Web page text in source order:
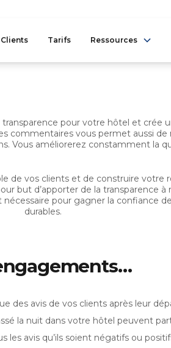
Tarifs Ressources
pour votre hôtel et crée
commentaires vous permet aussi
Vous améliorerez constamment la
de vos clients et de construire votre
but d’apporter de la transparence
pour gagner la confiance
durables.
des avis de vos clients après leur
la nuit dans votre hôtel peuvent
les avis qu’ils soient négatifs ou